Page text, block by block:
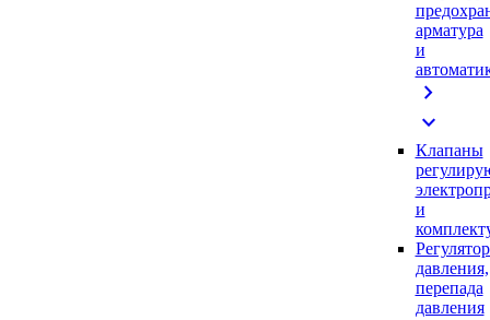
арматура
и
chevron_right
expand_more
Клапаны
и
давления,
перепада
давления